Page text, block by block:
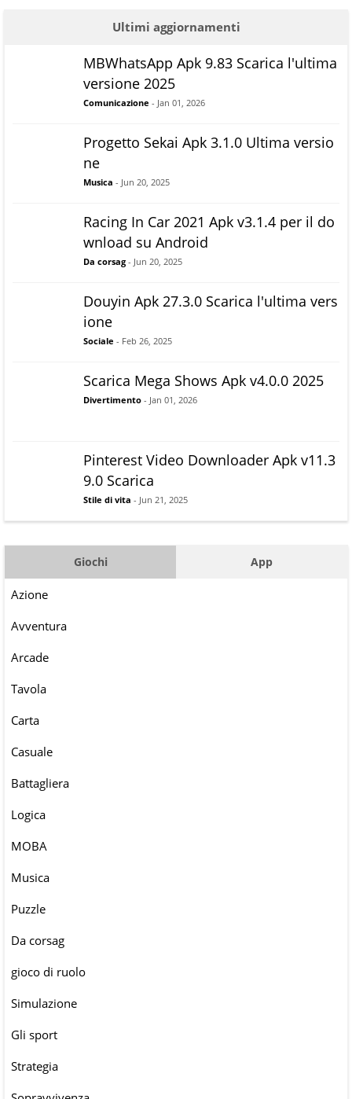
Ultimi aggiornamenti
MBWhatsApp Apk 9.83 Scarica l'ultima
versione 2025
Comunicazione - Jan 01, 2026
Progetto Sekai Apk 3.1.0 Ultima versio
ne
Musica - Jun 20, 2025
Racing In Car 2021 Apk v3.1.4 per il do
wnload su Android
Da corsag - Jun 20, 2025
Douyin Apk 27.3.0 Scarica l'ultima vers
ione
Sociale - Feb 26, 2025
Scarica Mega Shows Apk v4.0.0 2025
Divertimento - Jan 01, 2026
Pinterest Video Downloader Apk v11.3
9.0 Scarica
Stile di vita - Jun 21, 2025
Giochi App
Azione
Avventura
Arcade
Tavola
Carta
Casuale
Battagliera
Logica
MOBA
Musica
Puzzle
Da corsag
gioco di ruolo
Simulazione
Gli sport
Strategia